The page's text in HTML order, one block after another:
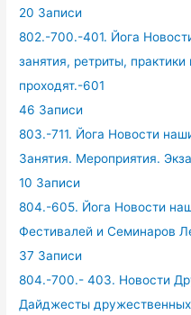
20 Записи
802.-700.-401. Йога
занятия, ретриты, практики
проходят.-601
46 Записи
803.-711. Йога Новости
Занятия. Мероприятия.
10 Записи
804.-605. Йога Новости
Фестивалей и Семинаров
37 Записи
804.-700.- 403. Новости
Дайджесты